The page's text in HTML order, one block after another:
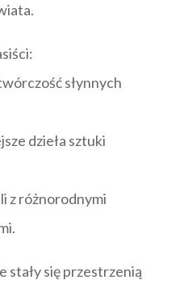
słynnych
dzieła sztuki
z różnorodnymi
stały się przestrzenią